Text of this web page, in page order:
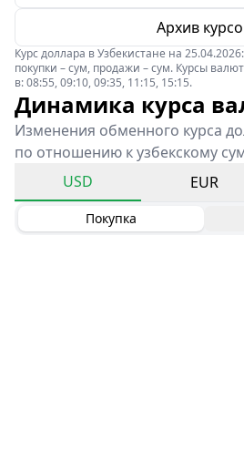
Архив
Курс доллара в Узбекистане на
покупки – сум, продажи – сум. Курсы
в: 08:55, 09:10, 09:35, 11:15, 15:15.
Динамика курса
Изменения обменного курса
по отношению к узбекскому
USD
EUR
Покупка